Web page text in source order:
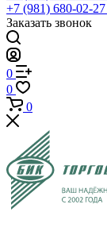
+7 (981) 680-02-27
Заказать звонок
0
0
0